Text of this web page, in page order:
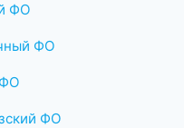
ФО
ФО
ФО